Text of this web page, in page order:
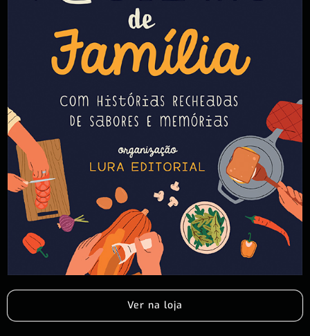
Ver na loja